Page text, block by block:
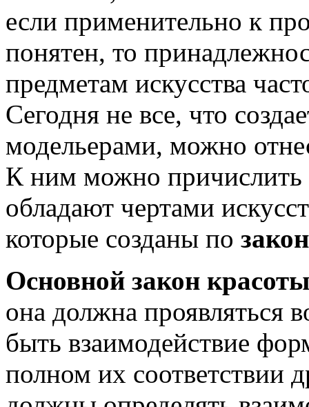
если применительно к
понятен, то
пред­метам искусства
Сегодня не все, что
модельерами, можно
К ним можно причислить
обладают чертами
которые созданы по
Основной закон
она должна проявляться
быть взаимодействие
полном их соответствии